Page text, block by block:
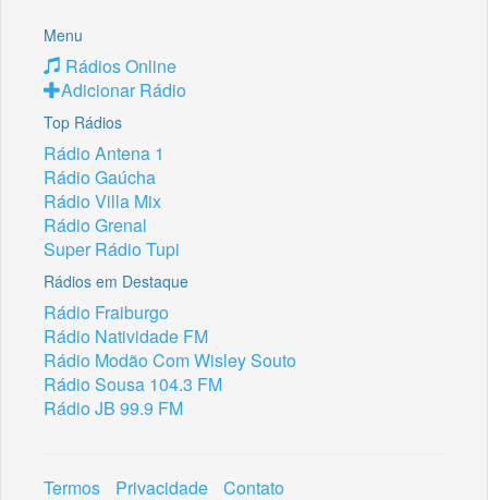
Menu
Rádios Online
Adicionar Rádio
Top Rádios
Rádio Antena 1
Rádio Gaúcha
Rádio Villa Mix
Rádio Grenal
Super Rádio Tupi
Rádios em Destaque
Rádio Fraiburgo
Rádio Natividade FM
Rádio Modão Com Wisley Souto
Rádio Sousa 104.3 FM
Rádio JB 99.9 FM
Termos Privacidade Contato